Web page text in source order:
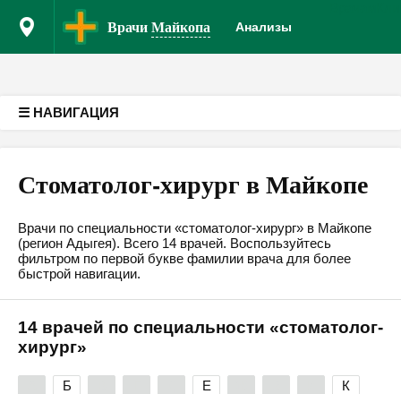
ВрачиМайкопа Анализы
☰ НАВИГАЦИЯ
Стоматолог-хирург в Майкопе
Врачи по специальности «стоматолог-хирург» в Майкопе
(регион Адыгея). Всего 14 врачей. Воспользуйтесь
фильтром по первой букве фамилии врача для более
быстрой навигации.
14 врачей по специальности «стоматолог-
хирург»
Б Е
К